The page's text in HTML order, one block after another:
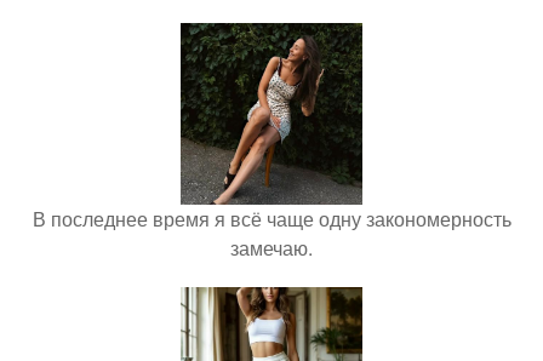
В последнее время я всё чаще одну закономерность
замечаю.